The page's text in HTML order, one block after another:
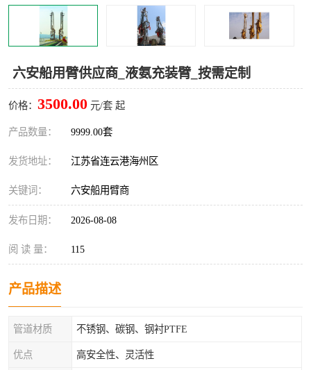
六安船用臂供应商_液氨充装臂_按需定制
价格： 3500.00 元/套 起
产品数量： 9999.00套
发货地址： 江苏省连云港海州区
关键词： 六安船用臂商
发布日期： 2026-08-08
阅 读 量： 115
产品描述
管道材质 不锈钢、碳钢、钢衬PTFE
优点 高安全性、灵活性
浮动出油装置